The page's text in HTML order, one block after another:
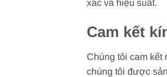
xác và hiệu suất.
Cam kết
Chúng tôi cam kết
chúng tôi được